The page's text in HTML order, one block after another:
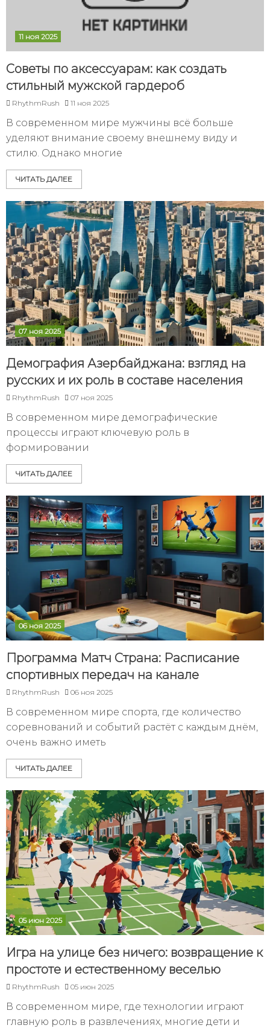
11 ноя 2025
Советы по аксессуарам: как создать
стильный мужской гардероб
RhythmRush 11 ноя 2025
В современном мире мужчины всё больше
уделяют внимание своему внешнему виду и
стилю. Однако многие
ЧИТАТЬ ДАЛЕЕ
07 ноя 2025
Демография Азербайджана: взгляд на
русских и их роль в составе населения
RhythmRush 07 ноя 2025
В современном мире демографические
процессы играют ключевую роль в
формировании
ЧИТАТЬ ДАЛЕЕ
06 ноя 2025
Программа Матч Страна: Расписание
спортивных передач на канале
RhythmRush 06 ноя 2025
В современном мире спорта, где количество
соревнований и событий растёт с каждым днём,
очень важно иметь
ЧИТАТЬ ДАЛЕЕ
05 июн 2025
Игра на улице без ничего: возвращение к
простоте и естественному веселью
RhythmRush 05 июн 2025
В современном мире, где технологии играют
главную роль в развлечениях, многие дети и